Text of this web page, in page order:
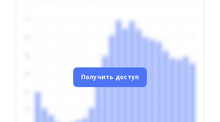
Получить доступ